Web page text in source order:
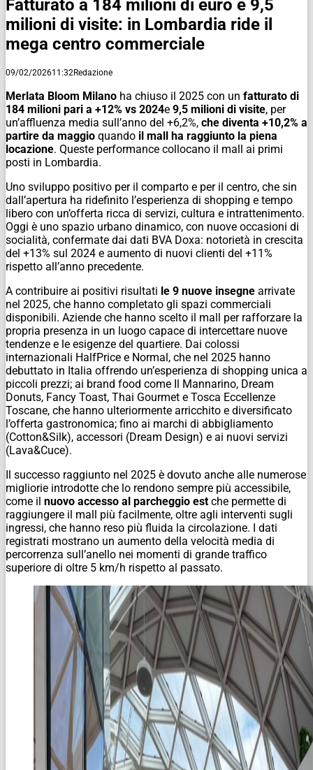
Fatturato a 184 milioni di euro e 9,5
milioni di visite: in Lombardia ride il
mega centro commerciale
09/02/202611:32Redazione
Merlata Bloom Milano ha chiuso il 2025 con un fatturato di
184 milioni pari a +12% vs 2024e 9,5 milioni di visite, per
un’affluenza media sull’anno del +6,2%, che diventa +10,2% a
partire da maggio quando il mall ha raggiunto la piena
locazione. Queste performance collocano il mall ai primi
posti in Lombardia.
Uno sviluppo positivo per il comparto e per il centro, che sin
dall’apertura ha ridefinito l’esperienza di shopping e tempo
libero con un’offerta ricca di servizi, cultura e intrattenimento.
Oggi è uno spazio urbano dinamico, con nuove occasioni di
socialità, confermate dai dati BVA Doxa: notorietà in crescita
del +13% sul 2024 e aumento di nuovi clienti del +11%
rispetto all’anno precedente.
A contribuire ai positivi risultati le 9 nuove insegne arrivate
nel 2025, che hanno completato gli spazi commerciali
disponibili. Aziende che hanno scelto il mall per rafforzare la
propria presenza in un luogo capace di intercettare nuove
tendenze e le esigenze del quartiere. Dai colossi
internazionali HalfPrice e Normal, che nel 2025 hanno
debuttato in Italia offrendo un’esperienza di shopping unica a
piccoli prezzi; ai brand food come Il Mannarino, Dream
Donuts, Fancy Toast, Thai Gourmet e Tosca Eccellenze
Toscane, che hanno ulteriormente arricchito e diversificato
l’offerta gastronomica; fino ai marchi di abbigliamento
(Cotton&Silk), accessori (Dream Design) e ai nuovi servizi
(Lava&Cuce).
Il successo raggiunto nel 2025 è dovuto anche alle numerose
migliorie introdotte che lo rendono sempre più accessibile,
come il nuovo accesso al parcheggio est che permette di
raggiungere il mall più facilmente, oltre agli interventi sugli
ingressi, che hanno reso più fluida la circolazione. I dati
registrati mostrano un aumento della velocità media di
percorrenza sull’anello nei momenti di grande traffico
superiore di oltre 5 km/h rispetto al passato.